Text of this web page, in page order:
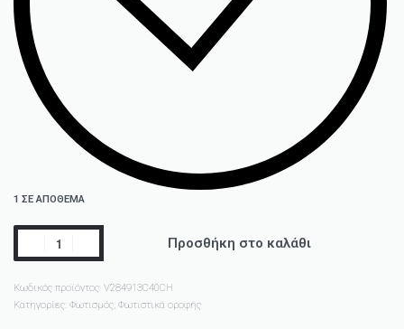
1 ΣΕ ΑΠΌΘΕΜΑ
Προσθήκη στο καλάθι
Κωδικός προϊόντος: V284913C40CH
Κατηγορίες: Φωτισμός, Φωτιστικά οροφής